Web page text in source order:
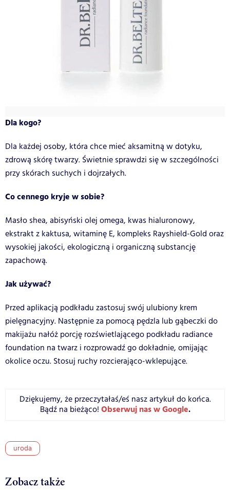
Dla kogo?
Dla każdej osoby, która chce mieć aksamitną w dotyku,
zdrową skórę twarzy. Świetnie sprawdzi się w szczególności
przy skórach suchych i dojrzałych.
Co cennego kryje w sobie?
Masło shea, abisyński olej omega, kwas hialuronowy,
ekstrakt z kaktusa, witaminę E, kompleks Rayshield-Gold oraz
wysokiej jakości, ekologiczną i organiczną substancję
zapachową.
Jak używać?
Przed aplikacją podkładu zastosuj swój ulubiony krem
pielęgnacyjny. Następnie za pomocą pędzla lub gąbeczki do
makijażu nałóż porcję rozświetlającego podkładu radiance
foundation na twarz i rozprowadź go dokładnie, omijając
okolice oczu. Stosuj ruchy rozcierająco-wklepujące.
Dziękujemy, że przeczytałaś/eś nasz artykuł do końca.
Bądź na bieżąco! Obserwuj nas w Google.
uroda
Zobacz także